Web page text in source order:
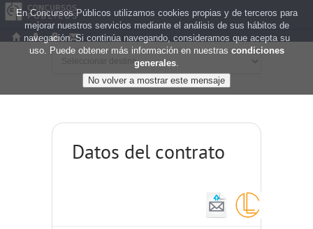
Datos del contrato
En Concursos Públicos utilizamos cookies propias y de terceros para
mejorar nuestros servicios mediante el análisis de sus hábitos de
navegación. Si continúa navegando, consideramos que acepta su
uso. Puede obtener más información en nuestras condiciones
generales.